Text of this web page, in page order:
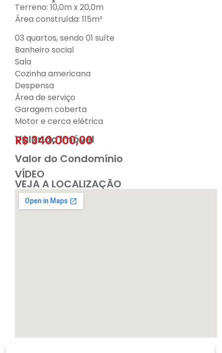
Terreno: 10,0m x 20,0m
Área construída: 115m²
03 quartos, sendo 01 suíte
Banheiro social
Sala
Cozinha americana
Despensa
Área de serviço
Garagem coberta
Motor e cerca elétrica
Valor do Imóvel
R$ 340.000,00
Valor do Condomínio
VÍDEO
VEJA A LOCALIZAÇÃO